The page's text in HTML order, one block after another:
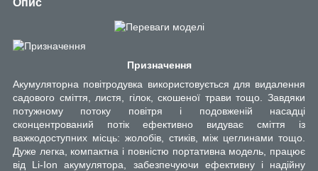
Призначення
Акумуляторна повітродувка використовується для видалення
садового сміття, листя, гілок, скошеної трави тощо. Завдяки
потужному потоку повітря і подовженій насадці
сконцентрований потік ефективно видуває сміття із
важкодоступних місць: жолобів, стиків, між цеглинами тощо.
Дуже легка, компактна і повністю портативна модель, працює
від Li-Ion акумулятора, забезпечуючи ефективну і надійну